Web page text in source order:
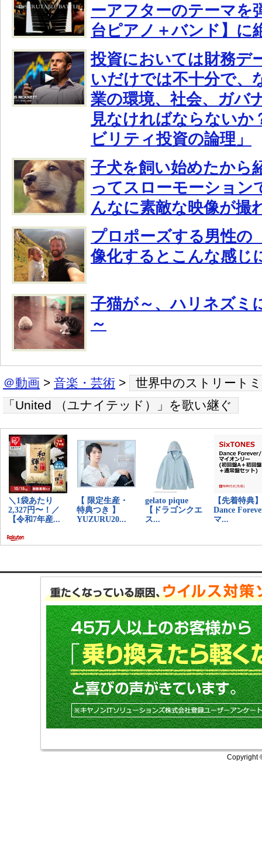
ーアフターのテーマを
台ピアノ＋バンド】に
投資においては財務デ
いだけでは不十分で、
業の環境、社会、ガバ
見なければならないか
ビリティ投資の論理」
子犬を飼い始めたから
ってスローモーション
んなに素敵な映像が撮
プロポーズする男性の
像化するとこんな感じ
子猫が～、ハリネズミ
～
＠動画 > 音楽・芸術 >
世界中のストリート
「United （ユナイテッド）」を歌い継ぐ
Copyright